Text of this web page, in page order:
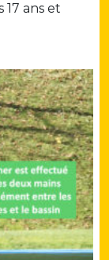
17 ans et